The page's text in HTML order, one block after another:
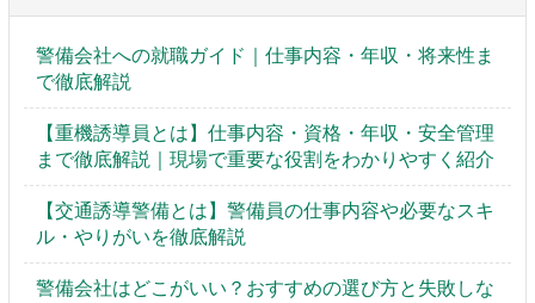
警備会社への就職ガイド｜仕事内容・年収・将来性ま
で徹底解説
【重機誘導員とは】仕事内容・資格・年収・安全管理
まで徹底解説｜現場で重要な役割をわかりやすく紹介
【交通誘導警備とは】警備員の仕事内容や必要なスキ
ル・やりがいを徹底解説
警備会社はどこがいい？おすすめの選び方と失敗しな